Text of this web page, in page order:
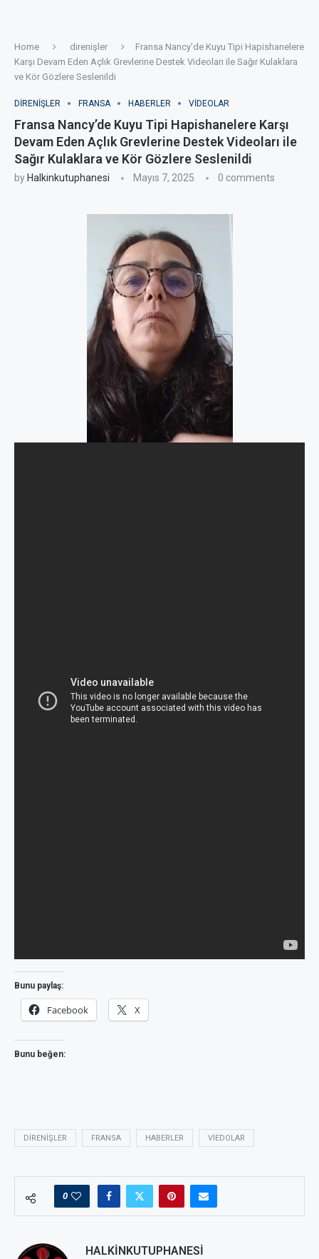
Home direnişler
Fransa Nancy’de Kuyu Tipi Hapishanelere
Karşı Devam Eden Açlık Grevlerine Destek Videoları ile Sağır Kulaklara
ve Kör Gözlere Seslenildi
DIRENIŞLER FRANSA HABERLER VIDEOLAR
Fransa Nancy’de Kuyu Tipi Hapishanelere Karşı
Devam Eden Açlık Grevlerine Destek Videoları ile
Sağır Kulaklara ve Kör Gözlere Seslenildi
by Halkinkutuphanesi Mayıs 7, 2025 0 comments
Bunu paylaş:
Facebook X
Bunu beğen:
DIRENIŞLER FRANSA HABERLER VIEDOLAR
0
HALKINKUTUPHANESI